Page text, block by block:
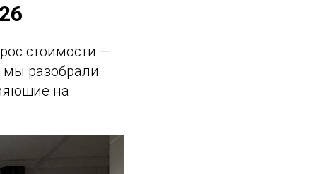
стоимости —
мы разобрали
на